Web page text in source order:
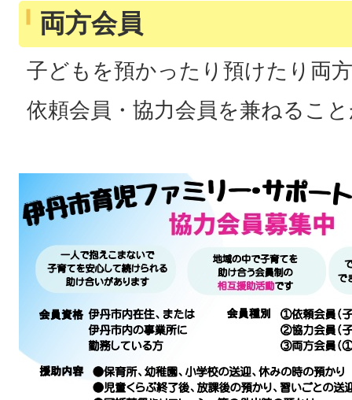
両方会員
子どもを預かったり預けたり両
依頼会員・協力会員を兼ねるこ